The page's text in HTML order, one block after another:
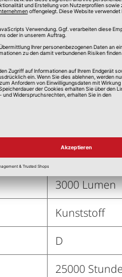
Weiß
Kunststoff
LED
22 Watt
3000 Lumen
Kunststoff
D
25000